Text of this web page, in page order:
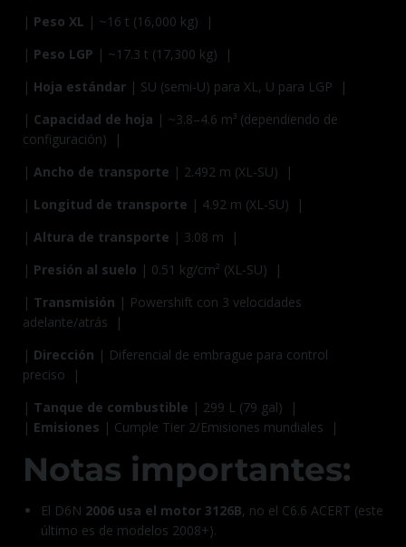
| Peso XL | ~16 t (16,000 kg) |
| Peso LGP | ~17.3 t (17,300 kg) |
| Hoja estándar | SU (semi-U) para XL, U para LGP |
| Capacidad de hoja | ~3.8–4.6 m³ (dependiendo de
configuración) |
| Ancho de transporte | 2.492 m (XL-SU) |
| Longitud de transporte | 4.92 m (XL-SU) |
| Altura de transporte | 3.08 m |
| Presión al suelo | 0.51 kg/cm² (XL-SU) |
| Transmisión | Powershift con 3 velocidades
adelante/atrás |
| Dirección | Diferencial de embrague para control
preciso |
| Tanque de combustible | 299 L (79 gal) |
| Emisiones | Cumple Tier 2/Emisiones mundiales |
Notas importantes:
El D6N 2006 usa el motor 3126B, no el C6.6 ACERT (este
último es de modelos 2008+).